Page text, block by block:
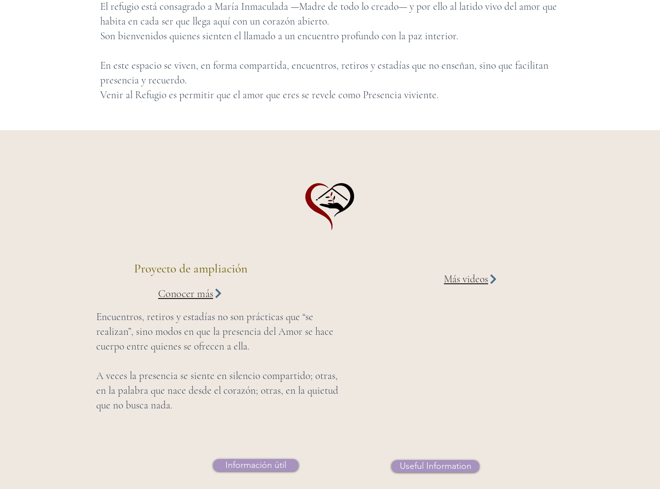
El refugio está consagrado a María Inmaculada —Madre de todo lo creado— y por ello al latido vivo del amor que
habita en cada ser que llega aquí con un corazón abierto.
Son bienvenidos quienes sienten el llamado a un encuentro profundo con la paz interior.
En este espacio se viven, en forma compartida, encuentros, retiros y estadías que no enseñan, sino que facilitan
presencia y recuerdo.
Venir al Refugio es permitir que el amor que eres se revele como Presencia viviente.
Proyecto de ampliación
Más videos
Conocer más
Encuentros, retiros y estadías no son prácticas que “se
realizan”, sino modos en que la presencia del Amor se hace
cuerpo entre quienes se ofrecen a ella.
A veces la presencia se siente en silencio compartido; otras,
en la palabra que nace desde el corazón; otras, en la quietud
que no busca nada.
Información útil Useful Information